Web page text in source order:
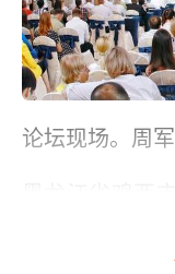
论坛现场。周
湖兴凯湖和中
型水库，全市